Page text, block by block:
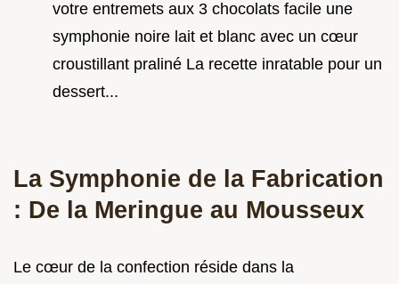
votre entremets aux 3 chocolats facile une
symphonie noire lait et blanc avec un cœur
croustillant praliné La recette inratable pour un
dessert...
La Symphonie de la Fabrication
: De la Meringue au Mousseux
Le cœur de la confection réside dans la